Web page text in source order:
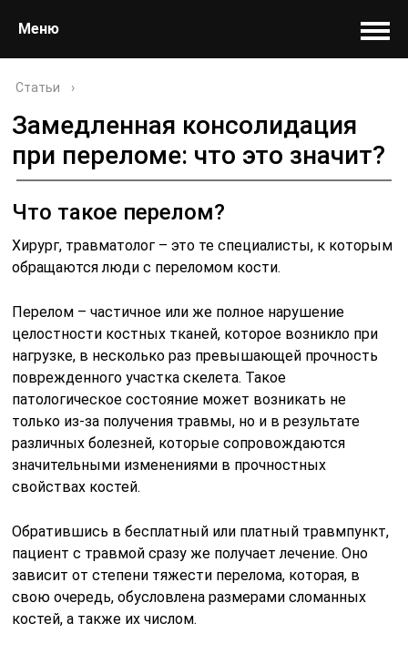
Меню
Статьи ›
Замедленная консолидация
при переломе: что это значит?
Что такое перелом?
Хирург, травматолог – это те специалисты, к которым
обращаются люди с переломом кости.
Перелом – частичное или же полное нарушение
целостности костных тканей, которое возникло при
нагрузке, в несколько раз превышающей прочность
поврежденного участка скелета. Такое
патологическое состояние может возникать не
только из-за получения травмы, но и в результате
различных болезней, которые сопровождаются
значительными изменениями в прочностных
свойствах костей.
Обратившись в бесплатный или платный травмпункт,
пациент с травмой сразу же получает лечение. Оно
зависит от степени тяжести перелома, которая, в
свою очередь, обусловлена размерами сломанных
костей, а также их числом.